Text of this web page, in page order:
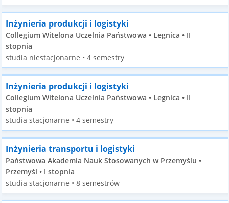
Inżynieria produkcji i logistyki
Collegium Witelona Uczelnia Państwowa • Legnica • II
stopnia
studia niestacjonarne • 4 semestry
Inżynieria produkcji i logistyki
Collegium Witelona Uczelnia Państwowa • Legnica • II
stopnia
studia stacjonarne • 4 semestry
Inżynieria transportu i logistyki
Państwowa Akademia Nauk Stosowanych w Przemyślu •
Przemyśl • I stopnia
studia stacjonarne • 8 semestrów